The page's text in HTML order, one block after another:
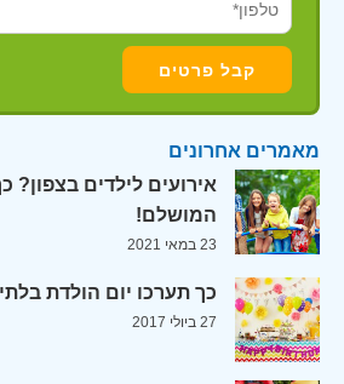
מאמרים אחרונים
אירועים לילדים בצפון?
המושלם!
23 במאי 2021
כך תערכו יום הולדת
27 ביולי 2017